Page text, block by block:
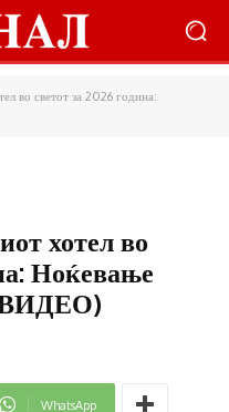
во светот за 2026 година:
хотел во
Ноќевање
WhatsApp